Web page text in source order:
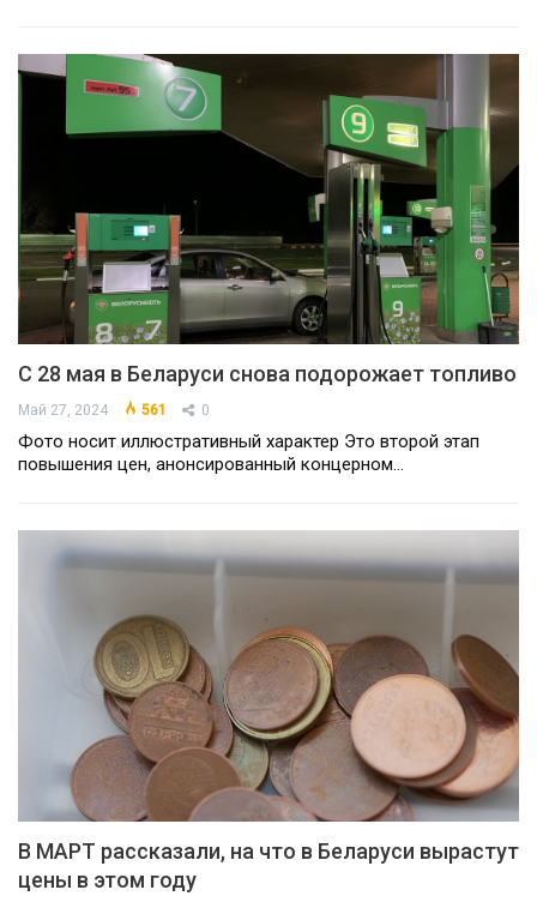
С 28 мая в Беларуси снова подорожает топливо
Май 27, 2024 561 0
Фото носит иллюстративный характер Это второй этап
повышения цен, анонсированный концерном…
В МАРТ рассказали, на что в Беларуси вырастут
цены в этом году